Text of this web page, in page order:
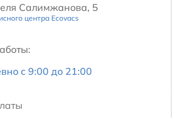
Салимжанова, 5
центра Ecovacs
с 9:00 до 21:00